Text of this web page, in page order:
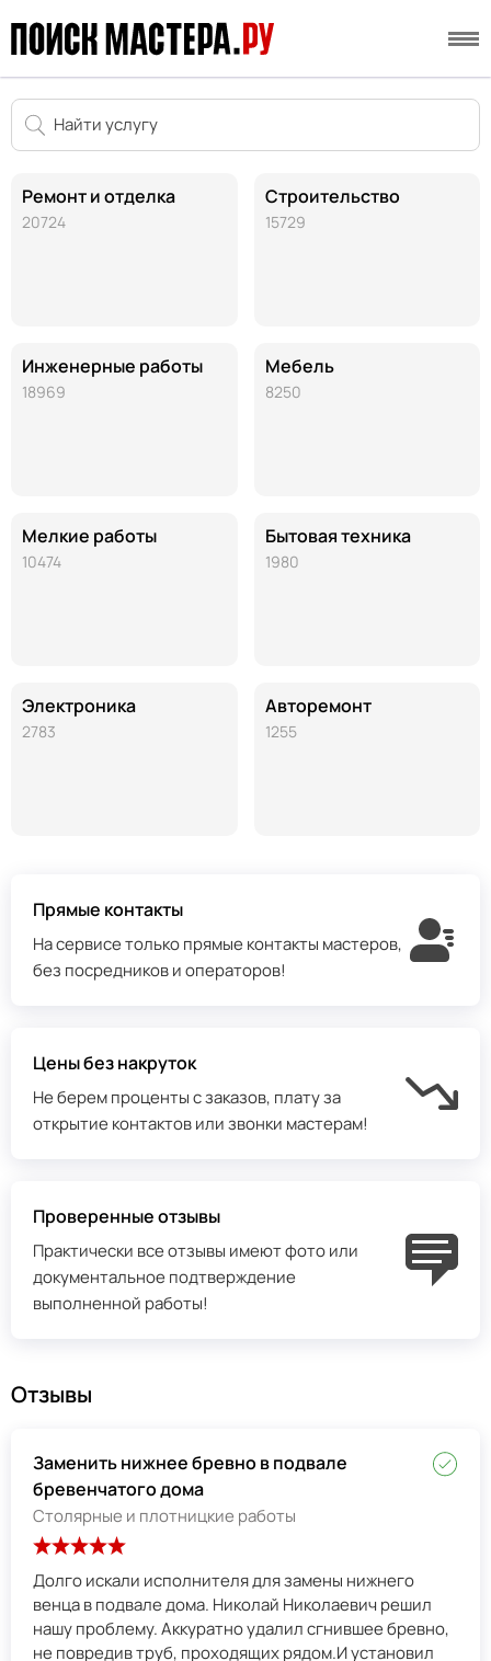
Ремонт и отделка
20724
Инженерные работы
18969
Мелкие работы
10474
Электроника
2783
Строительство
15729
Мебель
8250
Бытовая техника
1980
Авторемонт
1255
Прямые контакты
На сервисе только прямые контакты мастеров,
без посредников и операторов!
Цены без накруток
Не берем проценты с заказов, плату за
открытие контактов или звонки мастерам!
Проверенные отзывы
Практически все отзывы имеют фото или
документальное подтверждение
выполненной работы!
Отзывы
Заменить нижнее бревно в подвале
бревенчатого дома
Столярные и плотницкие работы
Долго искали исполнителя для замены нижнего
венца в подвале дома. Николай Николаевич решил
нашу проблему. Аккуратно удалил сгнившее бревно,
не повредив труб, проходящих рядом.И установил